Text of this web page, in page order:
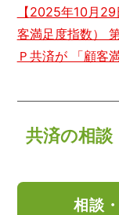
【2025年10月29
客満足度指数）
Ｐ共済が 「顧客
共済の相談
相談